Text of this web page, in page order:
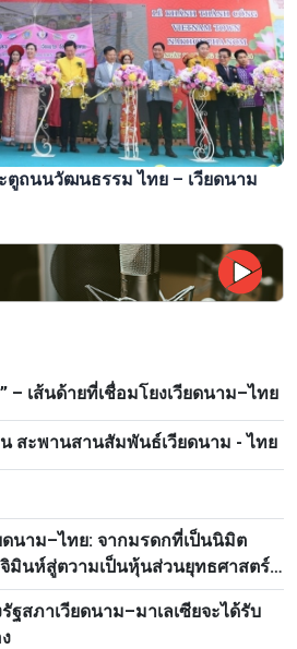
ตูถนนวัฒนธรรม ไทย – เวียดนาม
– เส้นด้ายที่เชื่อมโยงเวียดนาม–ไทย
สะพานสานสัมพันธ์เวียดนาม - ไทย
นาม–ไทย: จากมรดกที่เป็นนิมิต
มินห์สู่ตวามเป็นหุ้นส่วนยุทธศาสตร์
สภาเวียดนาม–มาเลเซียจะได้รับ